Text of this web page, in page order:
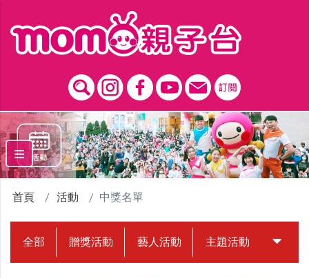
首頁 活動 中獎名單
全部 贈獎活動 藝人活動 主題活動 中獎名